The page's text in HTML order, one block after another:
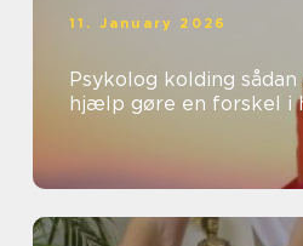
11. January 2026
Psykolog kolding sådan kan professionel
hjælp gøre en forskel i